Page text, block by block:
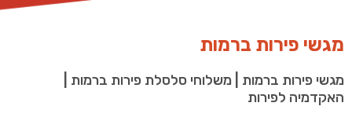
מגשי פירות ברמות
מגשי פירות ברמות | משלוחי סלסלת פירות ברמות |
האקדמיה לפירות